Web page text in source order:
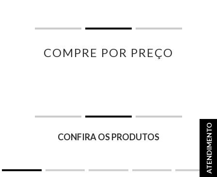
ATENDIMENTO
COMPRE POR PREÇO
CONFIRA OS PRODUTOS